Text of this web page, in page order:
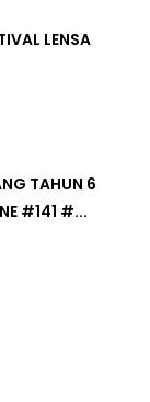
LENSA
TAHUN 6
#141 #...